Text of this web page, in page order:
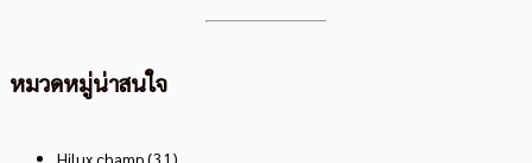
หมวดหมู่น่าสนใจ
Hilux champ(31)